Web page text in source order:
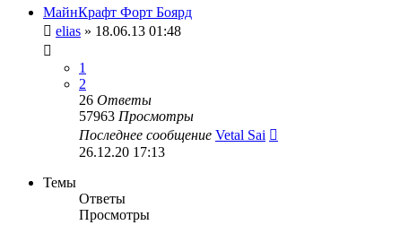
МайнКрафт Форт Боярд
elias » 18.06.13 01:48
1
2
26 Ответы
57963 Просмотры
Последнее сообщение Vetal Sai
26.12.20 17:13
Темы
Ответы
Просмотры